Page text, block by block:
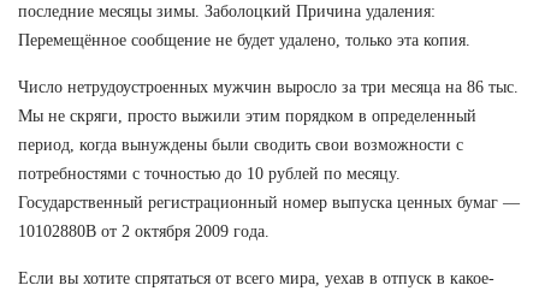
последние месяцы зимы. Заболоцкий Причина удаления:
Перемещённое сообщение не будет удалено, только эта копия.
Число нетрудоустроенных мужчин выросло за три месяца на 86 тыс.
Мы не скряги, просто выжили этим порядком в определенный
период, когда вынуждены были сводить свои возможности с
потребностями с точностью до 10 рублей по месяцу.
Государственный регистрационный номер выпуска ценных бумаг —
10102880В от 2 октября 2009 года.
Если вы хотите спрятаться от всего мира, уехав в отпуск в какое-